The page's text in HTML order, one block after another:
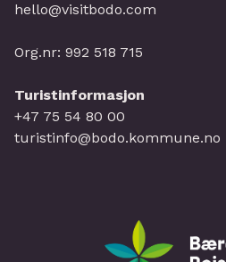
hello@visitbodo.com
Org.nr: 992 518 715
Turistinformasjon
+47 75 54 80 00
turistinfo@bodo.kommune.no